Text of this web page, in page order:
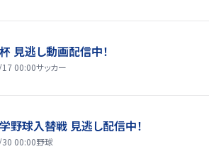
見逃し動画配信中！
00:00サッカー
野球入替戦 見逃し配信中！
00:00野球